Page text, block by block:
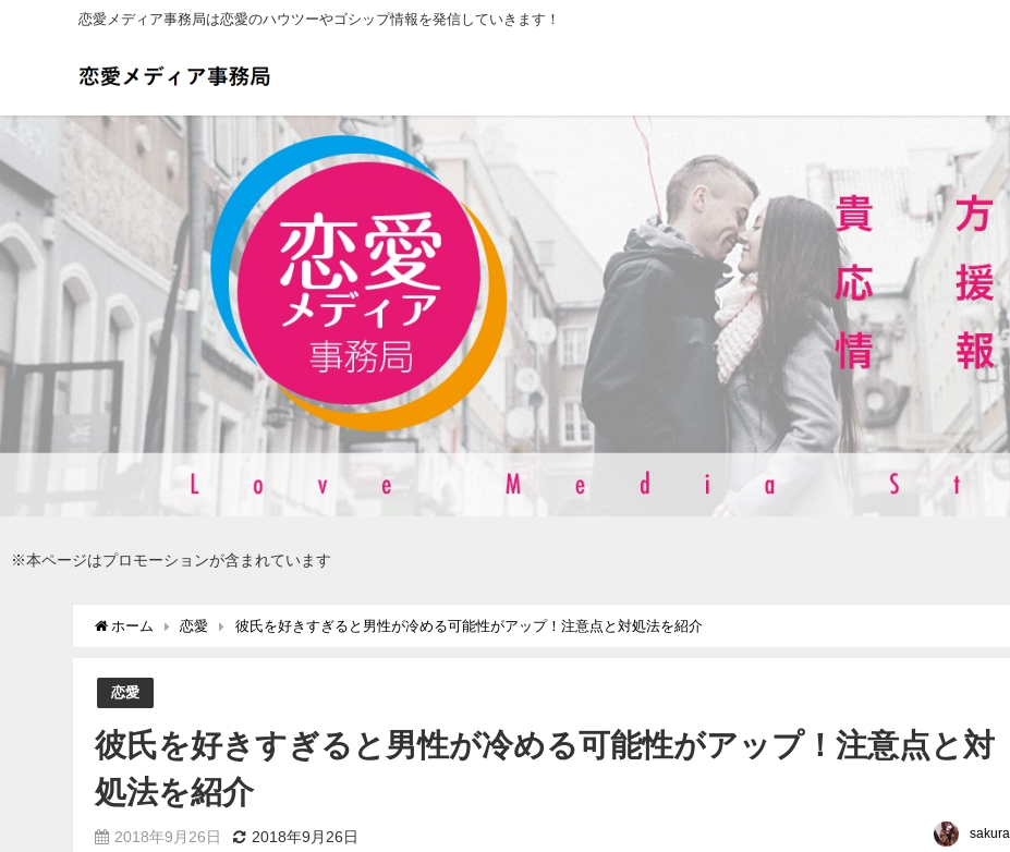
恋愛メディア事務局は恋愛のハウツーやゴシップ情報を発信していきます！
※本ページはプロモーションが含まれています
ホーム 恋愛 彼氏を好きすぎると男性が冷める可能性がアップ！注意点と対処法を紹介
恋愛
彼氏を好きすぎると男性が冷める可能性がアップ！注意点と対
処法を紹介
2018年9月26日 2018年9月26日 sakura